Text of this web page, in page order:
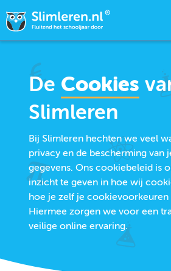
De Cookies
Slimleren
Bij Slimleren hechten we veel
privacy en de bescherming van
gegevens. Ons cookiebeleid is
inzicht te geven in hoe wij
hoe je zelf je cookievoorkeuren
Hiermee zorgen we voor een
veilige online ervaring.